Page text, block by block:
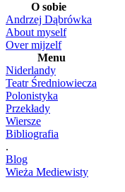
O sobie
Andrzej Dąbrówka
About myself
Over mijzelf
Menu
Niderlandy
Teatr Średniowiecza
Polonistyka
Przekłady
Wiersze
Bibliografia
.
Blog
Wieża Mediewisty